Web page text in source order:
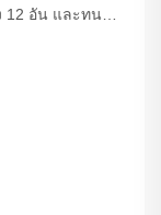
อัน และทนต่อ